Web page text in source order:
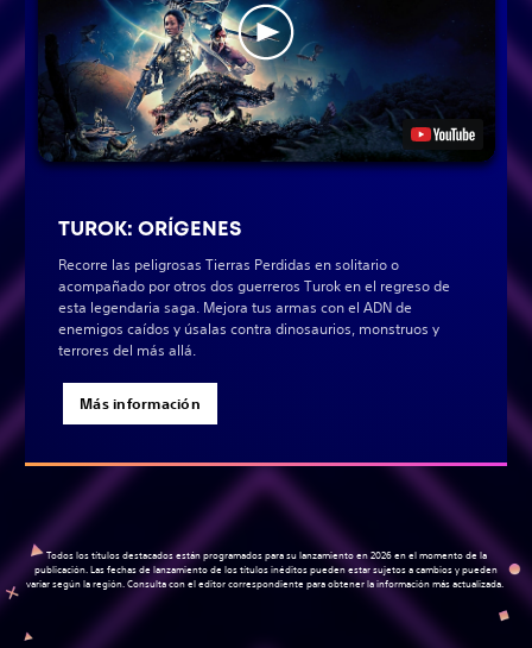
TUROK: ORÍGENES
Recorre las peligrosas Tierras Perdidas en solitario o
acompañado por otros dos guerreros Turok en el regreso de
esta legendaria saga. Mejora tus armas con el ADN de
enemigos caídos y úsalas contra dinosaurios, monstruos y
terrores del más allá.
Más información
Todos los títulos destacados están programados para su lanzamiento en 2026 en el momento de la
publicación. Las fechas de lanzamiento de los títulos inéditos pueden estar sujetos a cambios y pueden
variar según la región. Consulta con el editor correspondiente para obtener la información más actualizada.